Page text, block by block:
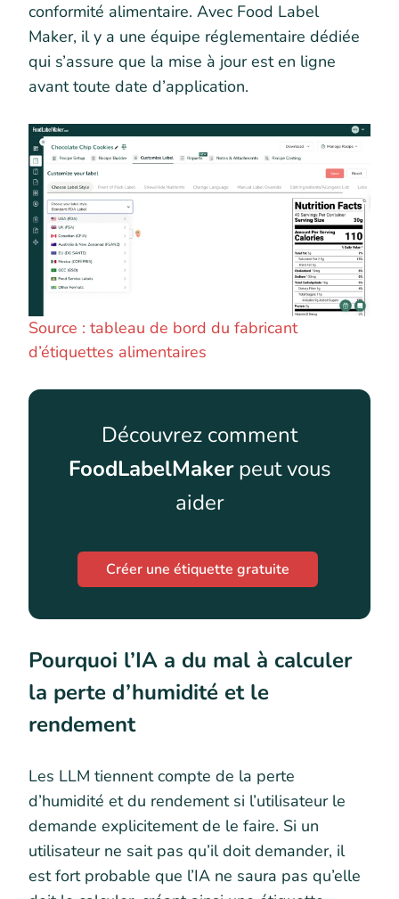
conformité alimentaire. Avec Food Label
Maker, il y a une équipe réglementaire dédiée
qui s’assure que la mise à jour est en ligne
avant toute date d’application.
Source : tableau de bord du fabricant
d’étiquettes alimentaires
Découvrez comment
FoodLabelMakerpeut vous
aider
Créer une étiquette gratuite
Pourquoi l’IA a du mal à calculer
la perte d’humidité et le
rendement
Les LLM tiennent compte de la perte
d’humidité et du rendement si l’utilisateur le
demande explicitement de le faire. Si un
utilisateur ne sait pas qu’il doit demander, il
est fort probable que l’IA ne saura pas qu’elle